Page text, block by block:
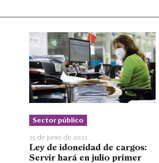
Sector público
25 de junio de 2022
Ley de idoneidad de cargos:
Servir hará en julio primer